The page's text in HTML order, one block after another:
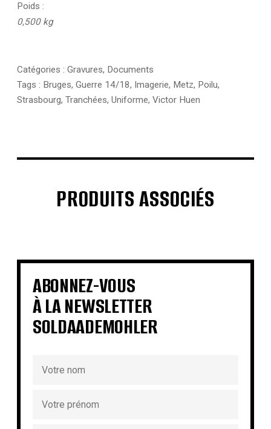
Poids
0,500 kg
Catégories : Gravures, Documents
Tags : Bruges, Guerre 14/18, Imagerie, Metz, Poilu,
Strasbourg, Tranchées, Uniforme, Victor Huen
PRODUITS ASSOCIÉS
€ €
€ € €
€ €
ABONNEZ-VOUS
À LA NEWSLETTER
SOLDAADEMOHLER